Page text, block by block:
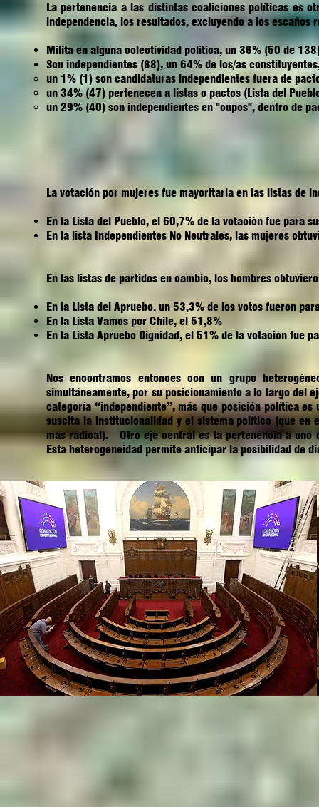
La pertenencia a las distintas coaliciones políticas es
independencia, los resultados, excluyendo a los escaños
Milita en alguna colectividad política, un 36% (50 de
Son independientes (88), un 64% de los/as
un 1% (1) son candidaturas independientes fuera de
un 34% (47) pertenecen a listas o pactos (Lista del
un 29% (40) son independientes en "cupos", dentro de
La votación por mujeres fue mayoritaria en las listas de
En la Lista del Pueblo, el 60,7% de la votación fue para
En la lista Independientes No Neutrales, las mujeres
En las listas de partidos en cambio, los hombres
En la Lista del Apruebo, un 53,3% de los votos fueron
En la Lista Vamos por Chile, el 51,8%
En la Lista Apruebo Dignidad, el 51% de la votación fue
Nos encontramos entonces con un grupo
simultáneamente, por su posicionamiento a lo largo del
categoría “independiente”, más que posición política
suscita la institucionalidad y el sistema político (que en
más radical). Otro eje central es la pertenencia a uno
Esta heterogeneidad permite anticipar la posibilidad de